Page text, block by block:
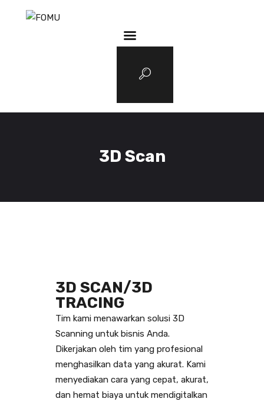
3D Scan
Tentang FOMU
Blog
3D SCAN/3D
TRACING
Tim kami menawarkan solusi 3D
Scanning untuk bisnis Anda.
Dikerjakan oleh tim yang profesional
menghasilkan data yang akurat. Kami
menyediakan cara yang cepat, akurat,
dan hemat biaya untuk mendigitalkan